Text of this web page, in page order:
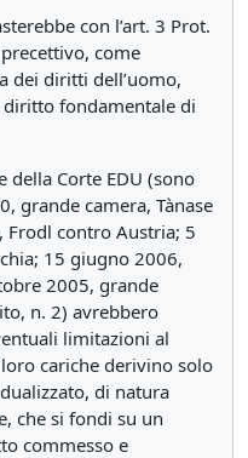
con l’art. 3 Prot.
come
dei diritti dell’uomo,
diritto fondamentale di
Corte EDU (sono
grande camera, Tànase
contro Austria; 5
15 giugno 2006,
2005, grande
n. 2) avrebbero
limitazioni al
cariche derivino solo
di natura
che si fondi su un
commesso e